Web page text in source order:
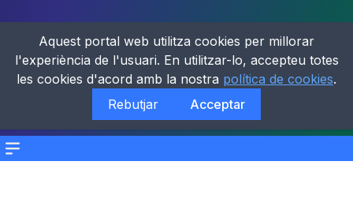
Menu
Aquest portal web utilitza cookies per millorar
l'experiència de l'usuari. En utilitzar-lo, accepteu totes
les cookies d'acord amb la nostra política de cookies.
Rebutjar
Acceptar